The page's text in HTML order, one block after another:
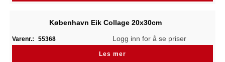
København Eik Collage 20x30cm
Varenr.: 55368 Logg inn for å se priser
Les mer